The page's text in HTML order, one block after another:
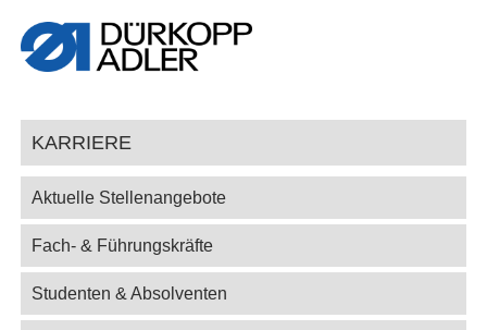
KARRIERE
Aktuelle Stellenangebote
Fach- & Führungskräfte
Studenten & Absolventen